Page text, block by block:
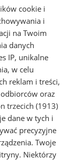
cookie i
i
na Twoim
danych
IP, unikalne
w celu
reklam i treści,
oraz
trzecich (1913)
dane w tych i
precyzyjne
Twoje
Niektórzy